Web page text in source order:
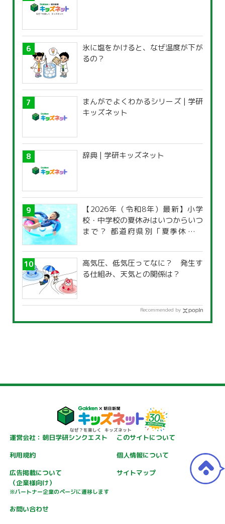
氷に塩をかけると、なぜ温度が下が
るの？
まんがでよくわかるシリーズ | 学研
キッズネット
辞典 | 学研キッズネット
【2026年（令和8年）最新】小学
校・中学校の夏休みはいつからいつ
まで？ 都道府県別「夏季休暇一
高気圧、低気圧ってなに？ 発生す
る仕組み、天気との関係は？
Recommended by
運営会社：朝日学研シンクエスト
このサイトについて
利用規約
個人情報について
広告掲載について
（企業様向け）
※パートナー企業のページに遷移します
サイトマップ
お問い合わせ